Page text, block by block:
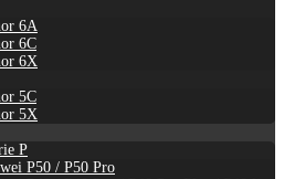
6A
6C
6X
5C
5X
P
P50 / P50 Pro